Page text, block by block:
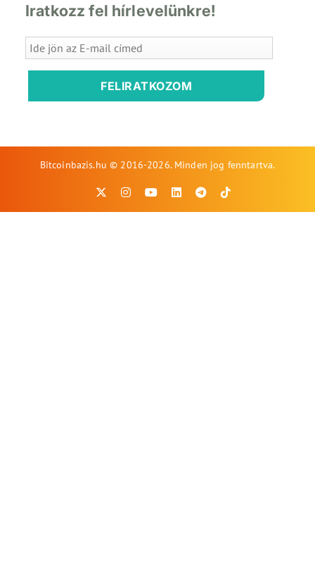
Iratkozz fel hírlevelünkre!
FELIRATKOZOM
Bitcoinbazis.hu © 2016-2026. Minden jog fenntartva.